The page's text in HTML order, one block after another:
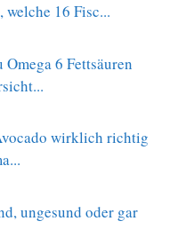
welche 16 Fisc...
Omega 6 Fettsäuren
wirklich richtig
ungesund oder gar